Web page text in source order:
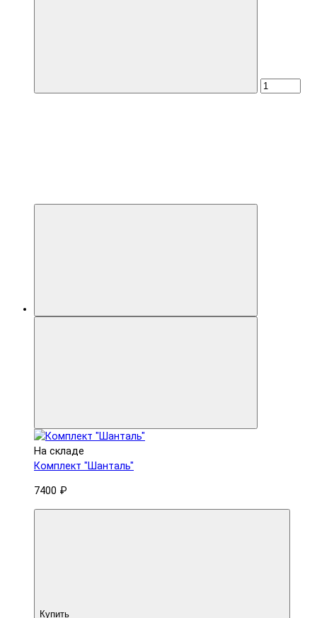
На складе
Комплект "Шанталь"
7400 ₽
Купить